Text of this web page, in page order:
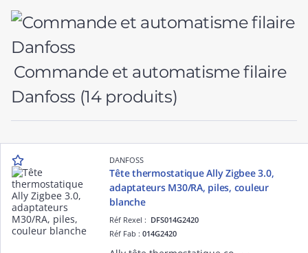
Commande et automatisme filaire
Danfoss (14 produits)
DANFOSS
Tête thermostatique Ally Zigbee 3.0,
adaptateurs M30/RA, piles, couleur
blanche
Réf Rexel : DFS014G2420
Réf Fab :014G2420